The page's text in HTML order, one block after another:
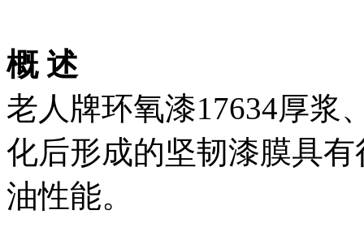
概 述
老人牌环氧漆17634厚浆
化后形成的坚韧漆膜具
油性能。